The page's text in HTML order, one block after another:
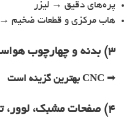
پره‌های دقیق → لیزر
هاب مرکزی و قطعات ضخیم → CNC
۳) بدنه و چهارچوب هواساز
➡ CNC بهترین گزینه است
۴) صفحات مشبک، لوور، توری فیلتر